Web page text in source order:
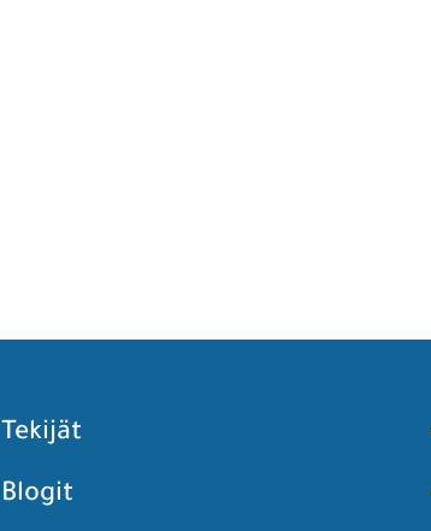
Tekijät
Blogit